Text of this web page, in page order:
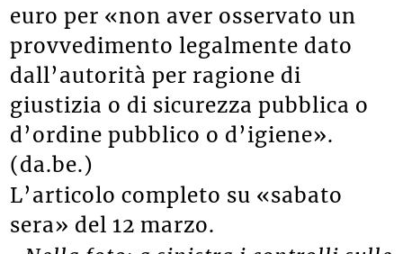
euro per «non aver osservato un
provvedimento legalmente dato
dall’autorità per ragione di
giustizia o di sicurezza pubblica o
d’ordine pubblico o d’igiene».
(da.be.)
L’articolo completo su «sabato
sera» del 12 marzo.